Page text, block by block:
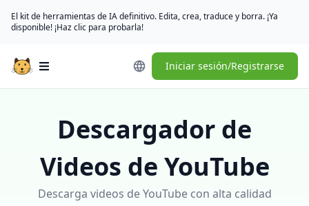
El kit de herramientas de IA definitivo. Edita, crea, traduce y borra. ¡Ya
disponible! ¡Haz clic para probarla!
Open main menu Iniciar sesión/Registrarse
Descargador de
Videos de YouTube
Descarga videos de YouTube con alta calidad